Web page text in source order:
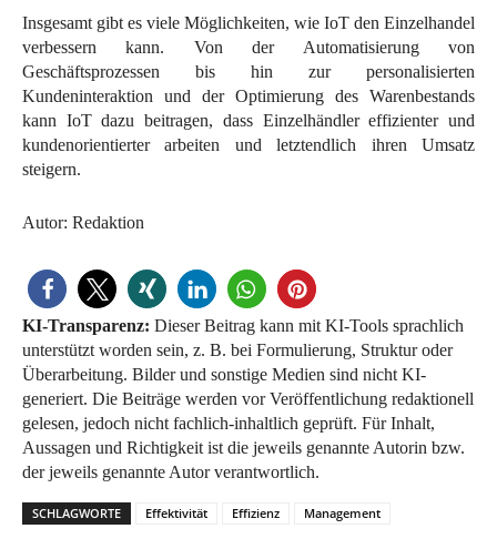
Insgesamt gibt es viele Möglichkeiten, wie IoT den Einzelhandel
verbessern kann. Von der Automatisierung von
Geschäftsprozessen bis hin zur personalisierten
Kundeninteraktion und der Optimierung des Warenbestands
kann IoT dazu beitragen, dass Einzelhändler effizienter und
kundenorientierter arbeiten und letztendlich ihren Umsatz
steigern.
Autor: Redaktion
KI-Transparenz: Dieser Beitrag kann mit KI-Tools sprachlich
unterstützt worden sein, z. B. bei Formulierung, Struktur oder
Überarbeitung. Bilder und sonstige Medien sind nicht KI-
generiert. Die Beiträge werden vor Veröffentlichung redaktionell
gelesen, jedoch nicht fachlich-inhaltlich geprüft. Für Inhalt,
Aussagen und Richtigkeit ist die jeweils genannte Autorin bzw.
der jeweils genannte Autor verantwortlich.
SCHLAGWORTE Effektivität Effizienz Management